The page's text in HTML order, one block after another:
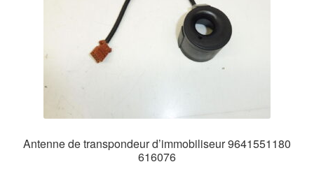
Antenne de transpondeur d’immobiliseur 9641551180
616076